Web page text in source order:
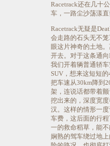
Racetrack还在几十
车，一路尘沙荡漾直
Racetrack无疑是
会走路的石头无不
眼这片神奇的土地
开去。对于这条通
我们开着辆普通轿
SUV，想来这短短
把车速从30km降到
架，连说话都带着
挖出来的，深度宽
汉。这样的情形一
车费，这后面的行
一的救命稻草，能
娴熟的驾车绕过地